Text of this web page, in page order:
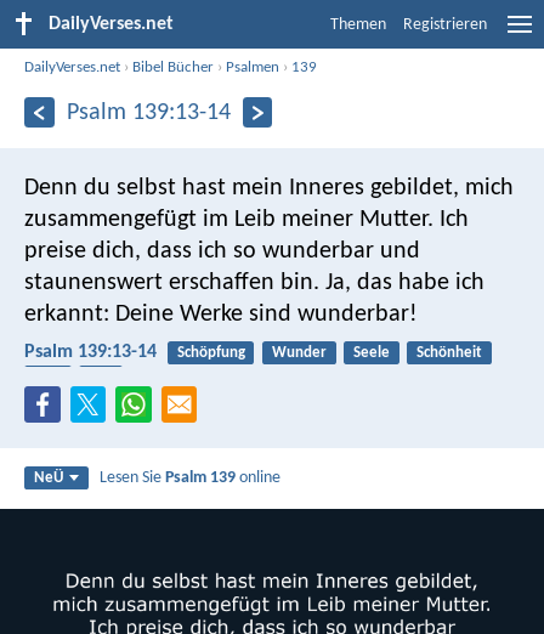
DailyVerses.net Themen Registrieren
DailyVerses.net › Bibel Bücher › Psalmen › 139
Psalm 139:13-14
Denn du selbst hast mein Inneres gebildet, mich
zusammengefügt im Leib meiner Mutter. Ich
preise dich, dass ich so wunderbar und
staunenswert erschaffen bin. Ja, das habe ich
erkannt: Deine Werke sind wunderbar!
Psalm 139:13-14 Schöpfung Wunder Seele
Schönheit
NeÜ Lesen SiePsalm 139 online